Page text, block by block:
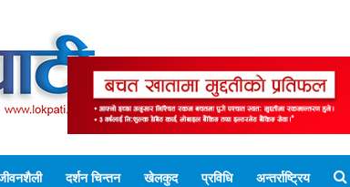
दर्शन चिन्तन खेलकुद प्रविधि अन्तर्राष्ट्रिय